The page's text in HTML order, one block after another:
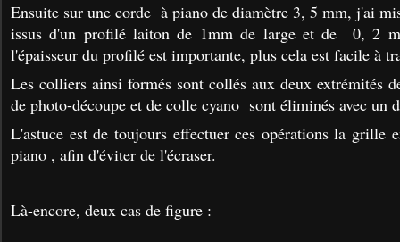
Ensuite sur une corde à piano de diamètre 3, 5 mm, j'ai
issus d'un profilé laiton de 1mm de large et de 0, 2
l'épaisseur du profilé est importante, plus cela est facile à
Les colliers ainsi formés sont collés aux deux extrémités
de photo-découpe et de colle cyano sont éliminés avec un
L'astuce est de toujours effectuer ces opérations la grille
piano , afin d'éviter de l'écraser.
Là-encore, deux cas de figure :